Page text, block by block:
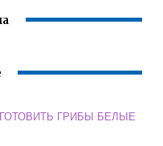
ГРИБЫ БЕЛЫЕ